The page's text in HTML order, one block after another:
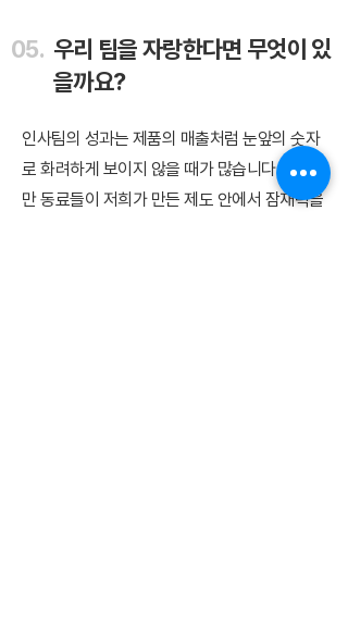
05. ​우리 팀을 자랑한다면 무엇이 있
을까요?
인사팀의 성과는 제품의 매출처럼 눈앞의 숫자
로 화려하게 보이지 않을 때가 많습니다. 하지
만 동료들이 저희가 만든 제도 안에서 잠재력을